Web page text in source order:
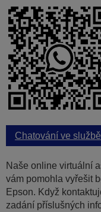
Chatování ve
Naše online virtuální
vám pomohla vyřešit
Epson. Když
zadání příslušných